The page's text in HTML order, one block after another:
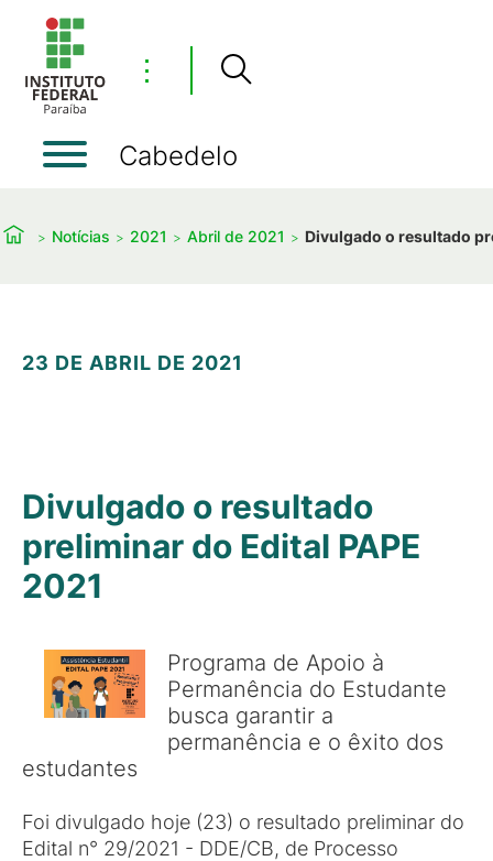
⋮
Cabedelo
Notícias 2021 Abril de 2021 Divulgado o resultado
23 DE ABRIL DE 2021
Divulgado o resultado
preliminar do Edital PAPE
2021
Programa de Apoio à
Permanência do Estudante
busca garantir a
permanência e o êxito dos
estudantes
Foi divulgado hoje (23) o resultado preliminar do
Edital n° 29/2021 - DDE/CB, de Processo